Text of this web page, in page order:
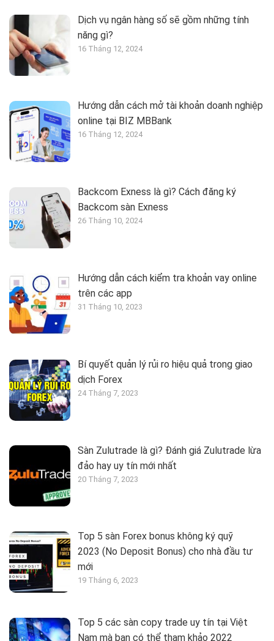
Dịch vụ ngân hàng số sẽ gồm những tính
năng gì?
16 Tháng 12, 2024
Hướng dẫn cách mở tài khoản doanh nghiệp
online tại BIZ MBBank
16 Tháng 12, 2024
Backcom Exness là gì? Cách đăng ký
Backcom sàn Exness
26 Tháng 10, 2024
Hướng dẫn cách kiểm tra khoản vay online
trên các app
31 Tháng 10, 2023
Bí quyết quản lý rủi ro hiệu quả trong giao
dịch Forex
24 Tháng 7, 2023
Sàn Zulutrade là gì? Đánh giá Zulutrade lừa
đảo hay uy tín mới nhất
20 Tháng 7, 2023
Top 5 sàn Forex bonus không ký quỹ
2023 (No Deposit Bonus) cho nhà đầu tư
mới
19 Tháng 6, 2023
Top 5 các sàn copy trade uy tín tại Việt
Nam mà bạn có thể tham khảo 2022